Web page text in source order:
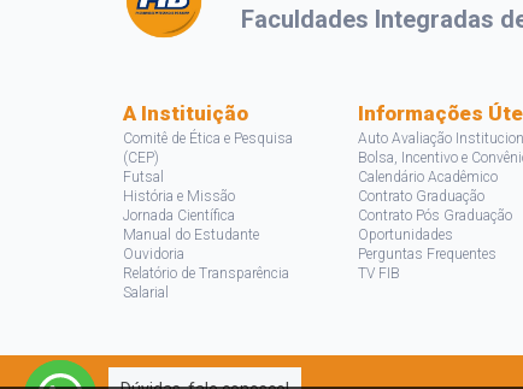
Faculdades Integradas
A Instituição
Comitê de Ética e Pesquisa
(CEP)
Futsal
História e Missão
Jornada Científica
Manual do Estudante
Ouvidoria
Relatório de Transparência
Salarial
Informações
Auto Avaliação
Bolsa, Incentivo e
Calendário Acadêmico
Contrato Graduação
Contrato Pós Graduação
Oportunidades
Perguntas Frequentes
TV FIB